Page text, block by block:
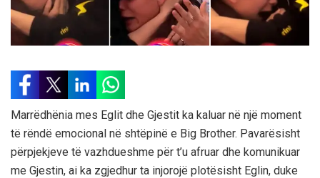
Marrëdhënia mes Eglit dhe Gjestit ka kaluar në një moment
të rëndë emocional në shtëpinë e Big Brother. Pavarësisht
përpjekjeve të vazhdueshme për t’u afruar dhe komunikuar
me Gjestin, ai ka zgjedhur ta injorojë plotësisht Eglin, duke